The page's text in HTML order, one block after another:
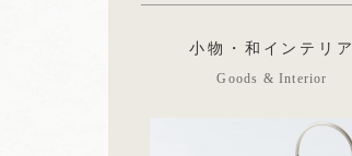
小物・和インテリア
Goods & Interior